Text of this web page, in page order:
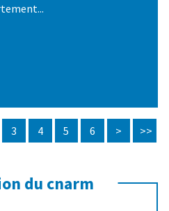
3 4 5 6 > >>
du cnarm